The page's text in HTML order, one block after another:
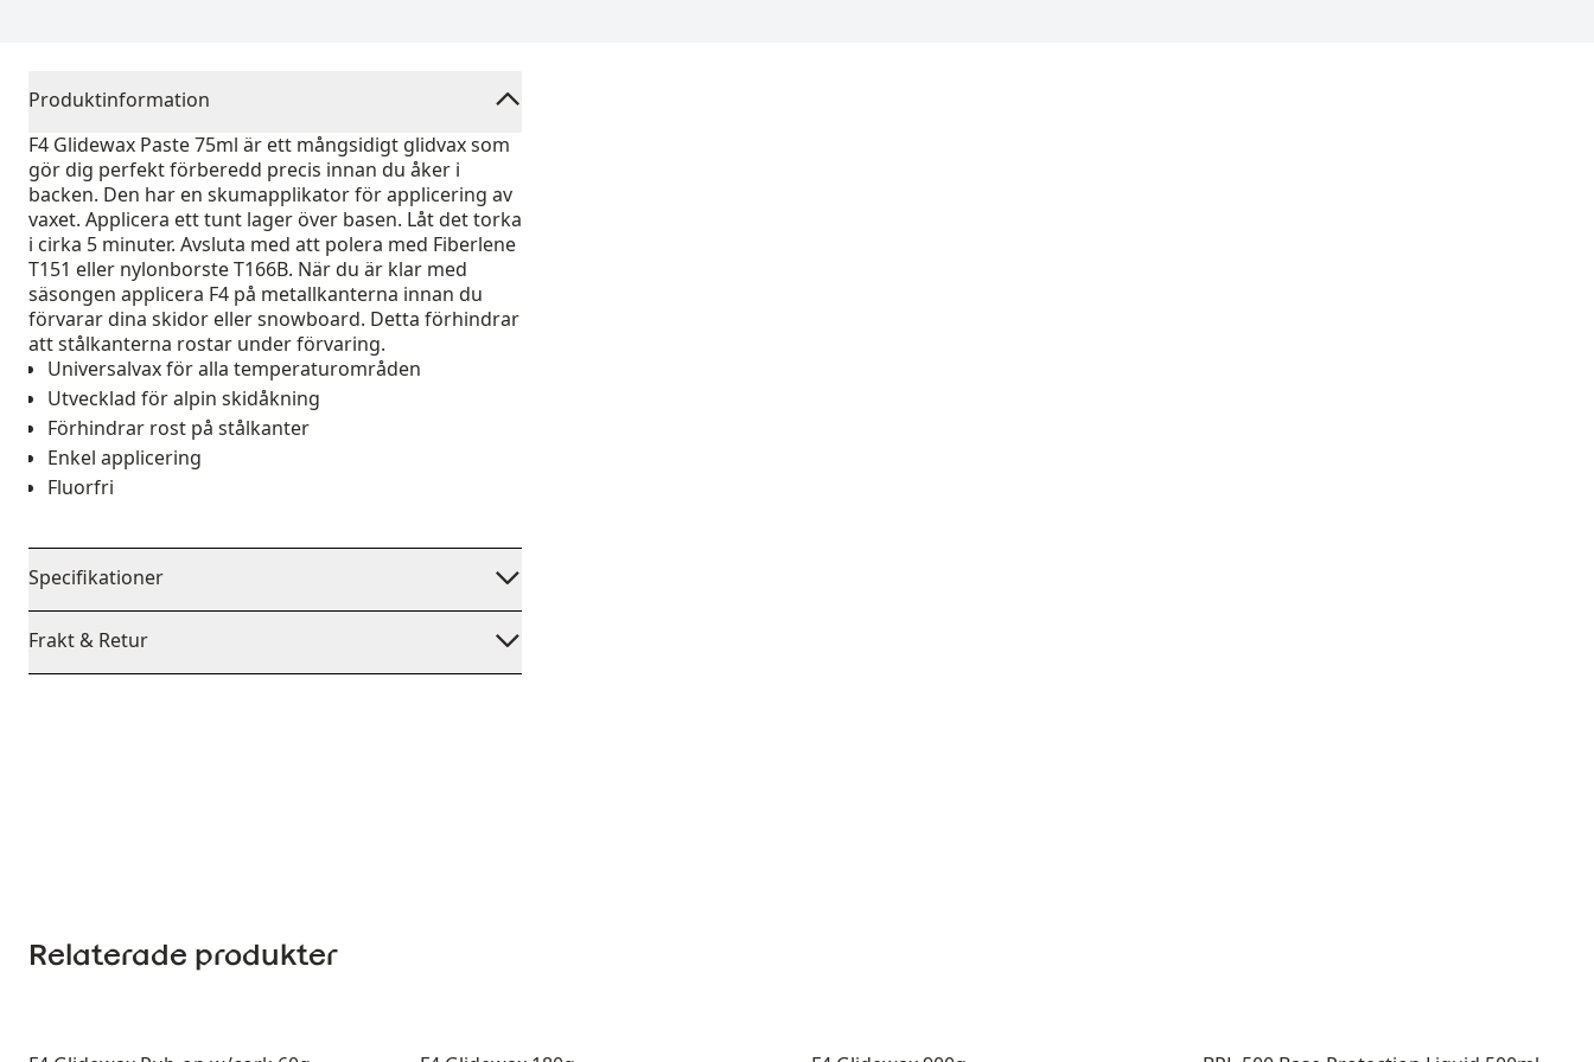
Produktinformation
F4 Glidewax Paste 75ml är ett mångsidigt glidvax som
gör dig perfekt förberedd precis innan du åker i
backen. Den har en skumapplikator för applicering av
vaxet. Applicera ett tunt lager över basen. Låt det torka
i cirka 5 minuter. Avsluta med att polera med Fiberlene
T151 eller nylonborste T166B. När du är klar med
säsongen applicera F4 på metallkanterna innan du
förvarar dina skidor eller snowboard. Detta förhindrar
att stålkanterna rostar under förvaring.
Universalvax för alla temperaturområden
Utvecklad för alpin skidåkning
Förhindrar rost på stålkanter
Enkel applicering
Fluorfri
Specifikationer
Frakt & Retur
Relaterade produkter